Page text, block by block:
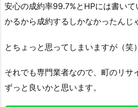
安心の成約率99.7%とHPには書い
かるから成約するしかなかったんじ
とちょっと思ってしまいますが（笑）
それでも専門業者なので、町のリサ
ずっと良いかと思います。